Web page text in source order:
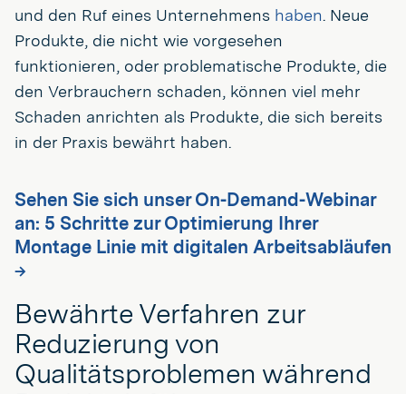
und den Ruf eines Unternehmens haben. Neue
Produkte, die nicht wie vorgesehen
funktionieren, oder problematische Produkte, die
den Verbrauchern schaden, können viel mehr
Schaden anrichten als Produkte, die sich bereits
in der Praxis bewährt haben.
Sehen Sie sich unser On-Demand-Webinar
an: 5 Schritte zur Optimierung Ihrer
Montage Linie mit digitalen Arbeitsabläufen
→
Bewährte Verfahren zur
Reduzierung von
Qualitätsproblemen während